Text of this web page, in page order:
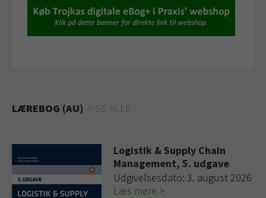
LÆREBOG (AU) SE ALLE
Logistik & Supply Chain
Management, 5. udgave
Udgivelsesdato: 3. august 2026
Læs mere